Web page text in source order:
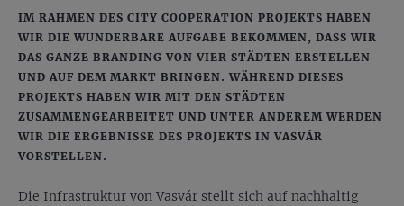
IM RAHMEN DES CITY COOPERATION PROJEKTS HABEN
WIR DIE WUNDERBARE AUFGABE BEKOMMEN, DASS WIR
DAS GANZE BRANDING VON VIER STÄDTEN ERSTELLEN
UND AUF DEM MARKT BRINGEN. WÄHREND DIESES
PROJEKTS HABEN WIR MIT DEN STÄDTEN
ZUSAMMENGEARBEITET UND UNTER ANDEREM WERDEN
WIR DIE ERGEBNISSE DES PROJEKTS IN VASVÁR
VORSTELLEN.
Die Infrastruktur von Vasvár stellt sich auf nachhaltig